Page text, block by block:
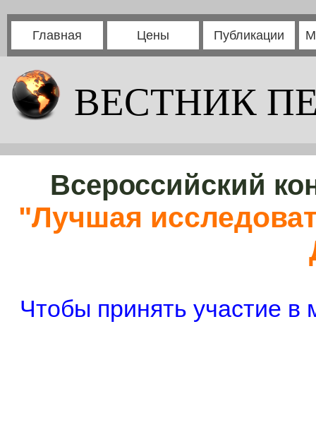
Главная Цены Публикации
ВЕСТНИК
Всероссийский
"Лучшая
Чтобы принять участие